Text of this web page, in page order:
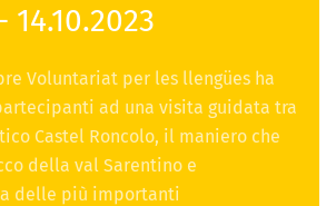
14.10.2023
Voluntariat per les llengües ha
ad una visita guidata tra
Castel Roncolo, il maniero che
della val Sarentino e
delle più importanti